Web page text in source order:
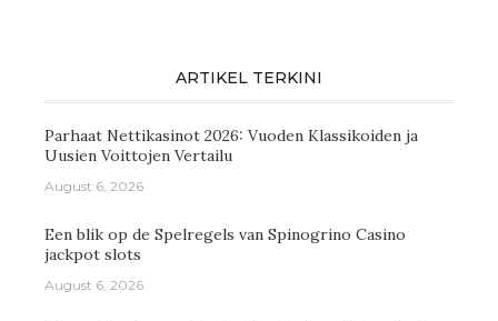
ARTIKEL TERKINI
Parhaat Nettikasinot 2026: Vuoden Klassikoiden ja
Uusien Voittojen Vertailu
August 6, 2026
Een blik op de Spelregels van Spinogrino Casino
jackpot slots
August 6, 2026